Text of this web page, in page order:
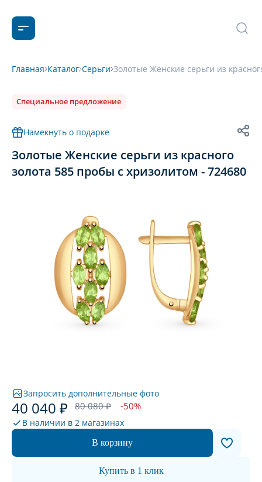
Главная Каталог Серьги Золотые Женские серьги из
Специальное предложение
Намекнуть о подарке
Золотые Женские серьги из красного
золота 585 пробы с хризолитом - 724680
Запросить дополнительные фото
40 040 ₽ 80 080 ₽ -50%
В наличии в 2 магазинах
В корзину
Купить в 1 клик